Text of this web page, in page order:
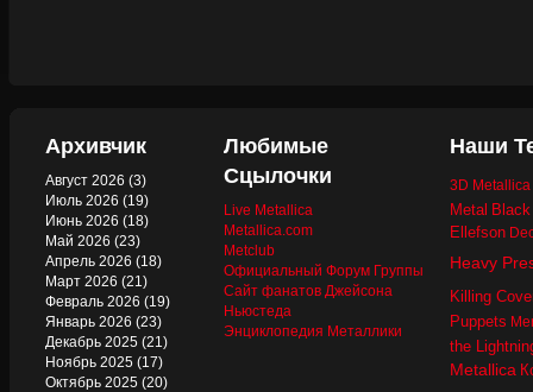
Архивчик
Август 2026 (3)
Июль 2026 (19)
Июнь 2026 (18)
Май 2026 (23)
Апрель 2026 (18)
Март 2026 (21)
Февраль 2026 (19)
Январь 2026 (23)
Декабрь 2025 (21)
Ноябрь 2025 (17)
Октябрь 2025 (20)
Любимые
Сцылочки
Live Metallica
Metallica.com
Metclub
Официальный Форум Группы
Сайт фанатов Джейсона
Ньюстеда
Энциклопедия Металлики
Наши
3D
Metal
Ellefson
Heavy
Killing
Puppets
the
Metallica